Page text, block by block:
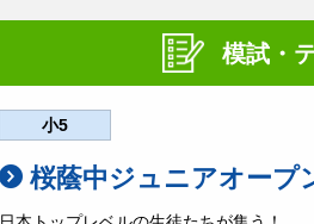
模試・
小5
桜蔭中ジュニアオープ